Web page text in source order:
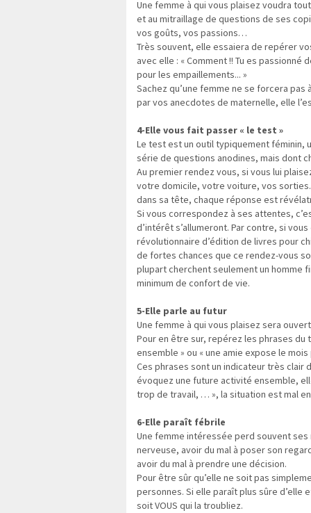
Une femme à qui vous plaisez voudra
et au mitraillage de questions de ses
vos goûts, vos passions…
Très souvent, elle essaiera de repérer
avec elle : « Comment !! Tu es passionné
pour les empaillements... »
Sachez qu’une femme ne se forcera
par vos anecdotes de maternelle, elle
4-Elle vous fait passer « le test »
Le test est un outil typiquement féminin,
série de questions anodines, mais dont
Au premier rendez vous, si vous lui
votre domicile, votre voiture, vos sorties.
dans sa tête, chaque réponse est
Si vous correspondez à ses attentes,
d’intérêt s’allumeront. Par contre, si
révolutionnaire d’édition de livres pour
de fortes chances que ce rendez-vous
plupart cherchent seulement un homme
minimum de confort de vie.
5-Elle parle au futur
Une femme à qui vous plaisez sera
Pour en être sur, repérez les phrases du
ensemble » ou « une amie expose le
Ces phrases sont un indicateur très clair
évoquez une future activité ensemble,
trop de travail, … », la situation est mal
6-Elle paraît fébrile
Une femme intéressée perd souvent ses
nerveuse, avoir du mal à poser son
avoir du mal à prendre une décision.
Pour être sûr qu’elle ne soit pas
personnes. Si elle paraît plus sûre
soit VOUS qui la troubliez.